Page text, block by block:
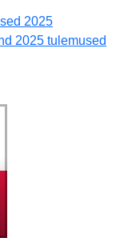
2025
2025 tulemused